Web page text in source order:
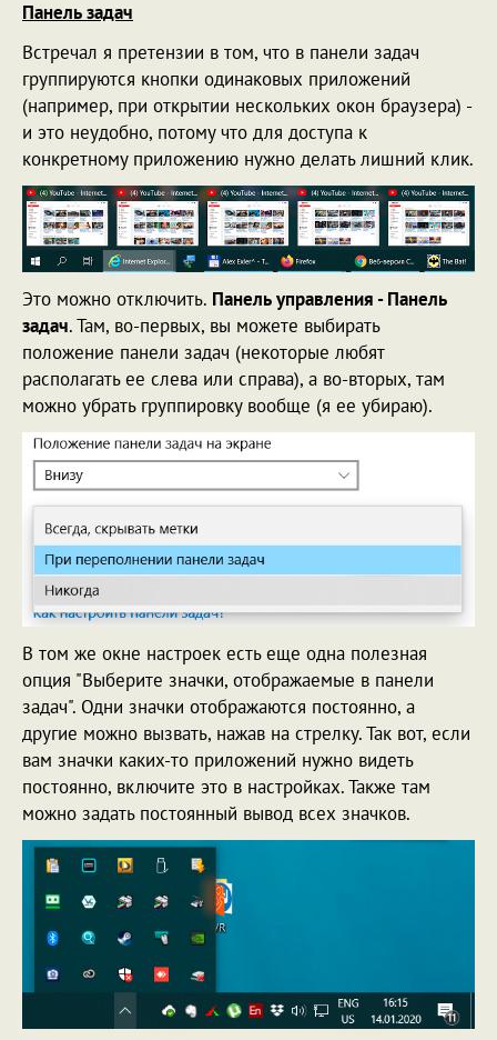
Панель задач
Встречал я претензии в том, что в панели задач
группируются кнопки одинаковых приложений
(например, при открытии нескольких окон браузера) -
и это неудобно, потому что для доступа к
конкретному приложению нужно делать лишний клик.
Это можно отключить. Панель управления - Панель
задач. Там, во-первых, вы можете выбирать
положение панели задач (некоторые любят
располагать ее слева или справа), а во-вторых, там
можно убрать группировку вообще (я ее убираю).
В том же окне настроек есть еще одна полезная
опция "Выберите значки, отображаемые в панели
задач". Одни значки отображаются постоянно, а
другие можно вызвать, нажав на стрелку. Так вот, если
вам значки каких-то приложений нужно видеть
постоянно, включите это в настройках. Также там
можно задать постоянный вывод всех значков.